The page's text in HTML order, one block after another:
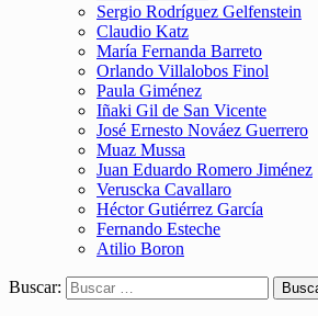
Sergio Rodríguez Gelfenstein
Claudio Katz
María Fernanda Barreto
Orlando Villalobos Finol
Paula Giménez
Iñaki Gil de San Vicente
José Ernesto Nováez Guerrero
Muaz Mussa
Juan Eduardo Romero Jiménez
Veruscka Cavallaro
Héctor Gutiérrez García
Fernando Esteche
Atilio Boron
Buscar: